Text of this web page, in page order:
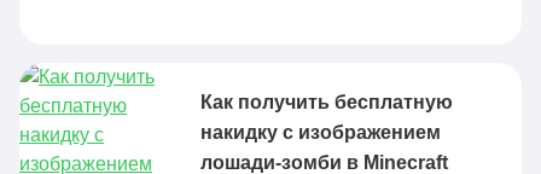
Как получить бесплатную
накидку с изображением
лошади-зомби в Minecraft